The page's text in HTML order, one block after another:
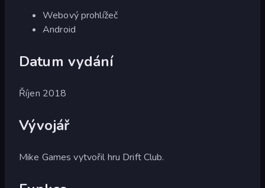
Webový prohlížeč
Android
Datum vydání
Říjen 2018
Vývojář
Mike Games vytvořil hru Drift Club.